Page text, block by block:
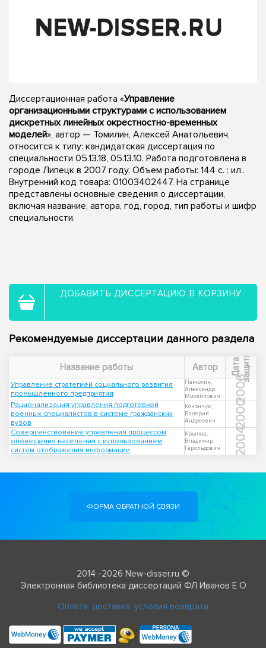
Диссертационная работа «Управление
организационными структурами с использованием
дискретных линейных окрестностно-временных
моделей», автор — Томилин, Алексей Анатольевич,
относится к типу: кандидатская диссертация по
специальности 05.13.18, 05.13.10. Работа подготовлена в
городе Липецк в 2007 году. Объем работы: 144 с. : ил..
Внутренний код товара: 01003402447. На странице
представлены основные сведения о диссертации,
включая название, автора, год, город, тип работы и шифр
специальности.
ДОБАВИТЬ ДИССЕРТАЦИЮ В КОРЗИНУ
Рекомендуемые диссертации данного раздела
Название работы Автор Д
а
т
а
з
а
щ
и
ты
Управление стратегией социального развития
промышленного предприятия
Панюхин,
Александр
Михайлович
2006
Рационализация управления подготовкой
военных специалистов в системе гражданских
вузов
Конончук,
Валерий
Андреевич
2000
Совершенствование управления процессом
оповещения населения с использованием
систем отображения информации
Крылов,
Владимир
Гарольдович
2004
ФОРМА ОБРАТНОЙ СВЯЗИ
2014 -2026 New-disser.ru ©
Электронная библиотека диссертаций ФЛ Иванов Е О
Оплата, доставка, условия возврата